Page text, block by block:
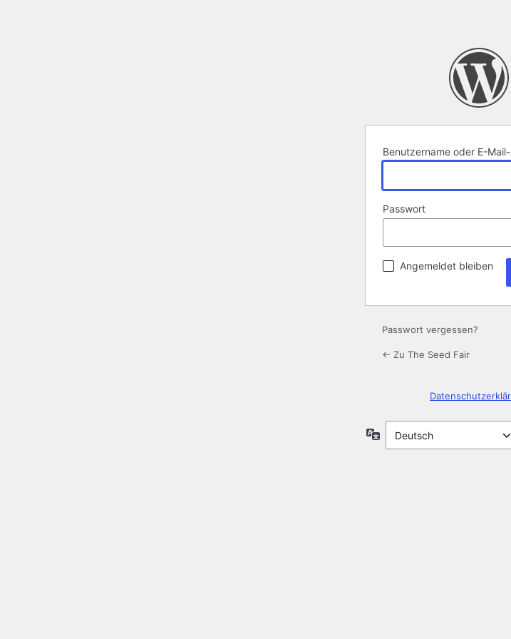
Benutzername oder E-
Passwort
Angemeldet bleiben
Passwort vergessen?
← Zu The Seed Fair
Sprache